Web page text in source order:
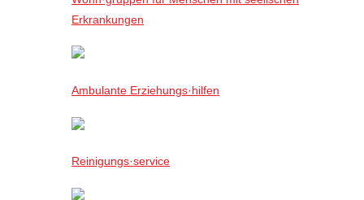
Erkrankungen
Ambulante Erziehungs·hilfen
Reinigungs·service